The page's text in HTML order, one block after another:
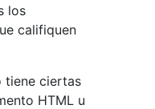
los
califiquen
tiene ciertas
HTML u